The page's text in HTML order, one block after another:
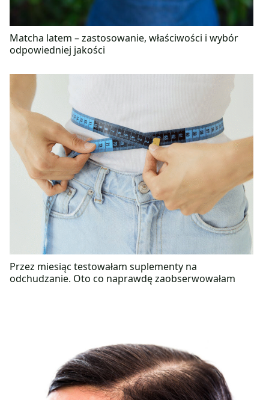
Matcha latem – zastosowanie, właściwości i wybór
odpowiedniej jakości
Przez miesiąc testowałam suplementy na
odchudzanie. Oto co naprawdę zaobserwowałam